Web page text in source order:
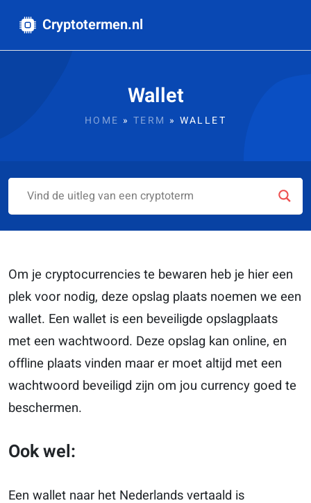
Cryptotermen.nl
Wallet
HOME » TERM » WALLET
Om je cryptocurrencies te bewaren heb je hier een
plek voor nodig, deze opslag plaats noemen we een
wallet. Een wallet is een beveiligde opslagplaats
met een wachtwoord. Deze opslag kan online, en
offline plaats vinden maar er moet altijd met een
wachtwoord beveiligd zijn om jou currency goed te
beschermen.
Ook wel:
Een wallet naar het Nederlands vertaald is